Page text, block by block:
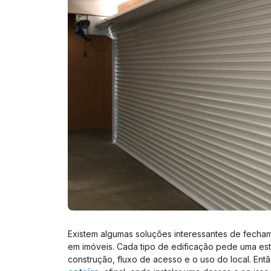
Existem algumas soluções interessantes de
em imóveis. Cada tipo de edificação pede uma
construção, fluxo de acesso e o uso do local.